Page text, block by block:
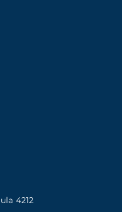
4212